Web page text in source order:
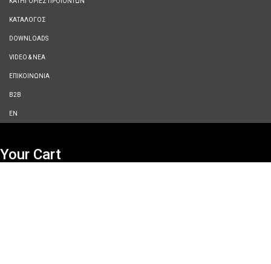
ΚΑΤΑΛΟΓΟΣ
DOWNLOADS
VIDEO & ΝΕΑ
ΕΠΙΚΟΙΝΩΝΙΑ
B2B
ΕΝ
Your Cart